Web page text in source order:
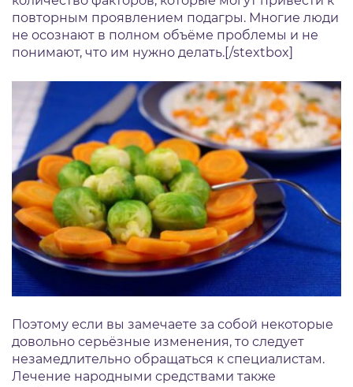
повторным проявлением подагры. Многие люди
не осознают в полном объёме проблемы и не
понимают, что им нужно делать.[/stextbox]
Поэтому если вы замечаете за собой некоторые
довольно серьёзные изменения, то следует
незамедлительно обращаться к специалистам.
Лечение народными средствами также